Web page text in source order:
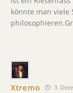
könnte man
Xtremo 3.